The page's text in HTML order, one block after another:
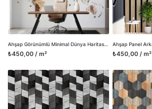
Ahşap Görünümlü Minimal Dünya Haritası Duvar Kağıdı Harita 3D Duvar Posteri
₺450,00 / m² ₺450,00 / m²